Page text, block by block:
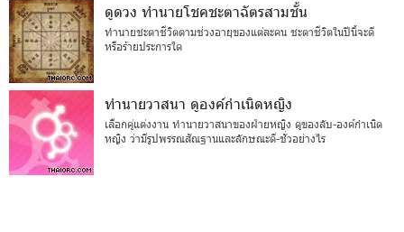
ดูดวง ทำนายโชคชะตาฉัตรสามชั้น
ทำนายชะตาชีวิตตามช่วงอายุของแต่ละคน ชะตาชีวิตในปีนี้จะดี
หรือร้ายประการใด
ทำนายวาสนา ดูองค์กำเนิดหญิง
เลือกคู่แต่งงาน ทำนายวาสนาของฝ่ายหญิง ดูของลับ-องค์กำเนิด
หญิง ว่ามีรูปพรรณสัณฐานและลักษณะดี-ชั่วอย่างไร